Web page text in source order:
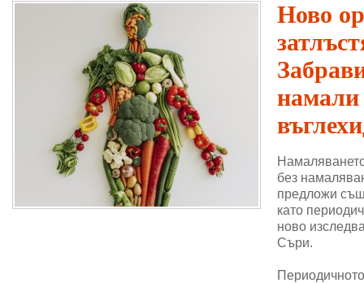
Ново
намали
без
предложи
като
ново
Съри.